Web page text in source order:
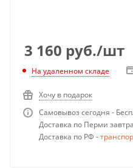
3 160 руб./шт
На удаленном складе
Хочу в подарок
Самовывоз сегодня -
Доставка по Перми
Доставка по РФ -